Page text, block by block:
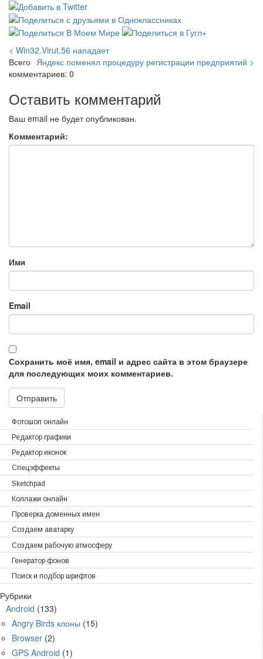
< Win32.Virut.56 нападает
Яндекс поменял процедуру регистрации предприятий >
Всего
комментариев: 0
Оставить комментарий
Ваш email не будет опубликован.
Комментарий:
Имя
Email
Сохранить моё имя, email и адрес сайта в этом браузере
для последующих моих комментариев.
Фотошоп онлайн
Редактор графики
Редактор иконок
Спецэффекты
Sketchpad
Коллажи онлайн
Проверка доменных имен
Создаем аватарку
Создаем рабочую атмосферу
Генератор фонов
Поиск и подбор шрифтов
Рубрики
Android (133)
Angry Birds клоны (15)
Browser (2)
GPS Android (1)